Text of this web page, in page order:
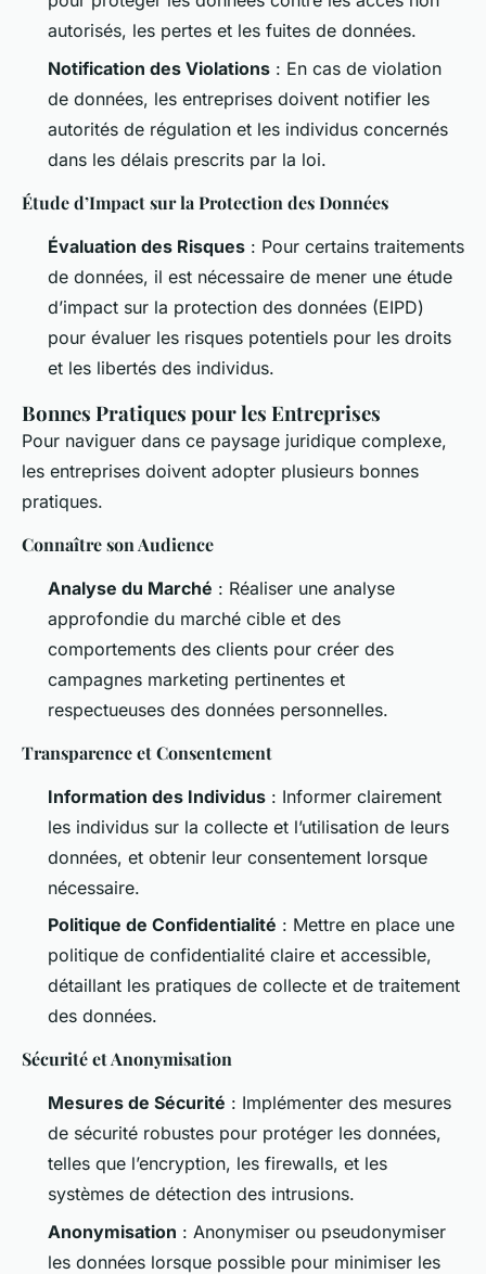
autorisés, les pertes et les fuites de données.
Notification des Violations : En cas de violation
de données, les entreprises doivent notifier les
autorités de régulation et les individus concernés
dans les délais prescrits par la loi.
Étude d’Impact sur la Protection des Données
Évaluation des Risques : Pour certains traitements
de données, il est nécessaire de mener une étude
d’impact sur la protection des données (EIPD)
pour évaluer les risques potentiels pour les droits
et les libertés des individus.
Bonnes Pratiques pour les Entreprises
Pour naviguer dans ce paysage juridique complexe,
les entreprises doivent adopter plusieurs bonnes
pratiques.
Connaître son Audience
Analyse du Marché : Réaliser une analyse
approfondie du marché cible et des
comportements des clients pour créer des
campagnes marketing pertinentes et
respectueuses des données personnelles.
Transparence et Consentement
Information des Individus : Informer clairement
les individus sur la collecte et l’utilisation de leurs
données, et obtenir leur consentement lorsque
nécessaire.
Politique de Confidentialité : Mettre en place une
politique de confidentialité claire et accessible,
détaillant les pratiques de collecte et de traitement
des données.
Sécurité et Anonymisation
Mesures de Sécurité : Implémenter des mesures
de sécurité robustes pour protéger les données,
telles que l’encryption, les firewalls, et les
systèmes de détection des intrusions.
Anonymisation : Anonymiser ou pseudonymiser
les données lorsque possible pour minimiser les